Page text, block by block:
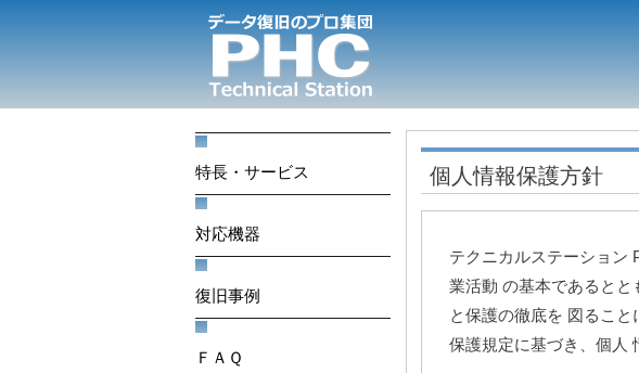
特長・サービス
対応機器
復旧事例
ＦＡＱ
個人情報保護方針
テクニカルステーション
業活動 の基本であると
と保護の徹底を 図るこ
保護規定に基づき、個人